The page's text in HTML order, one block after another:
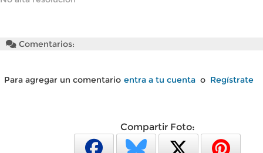
Comentarios:
Para agregar un comentario entra a tu cuenta o Regístrate
Compartir Foto: